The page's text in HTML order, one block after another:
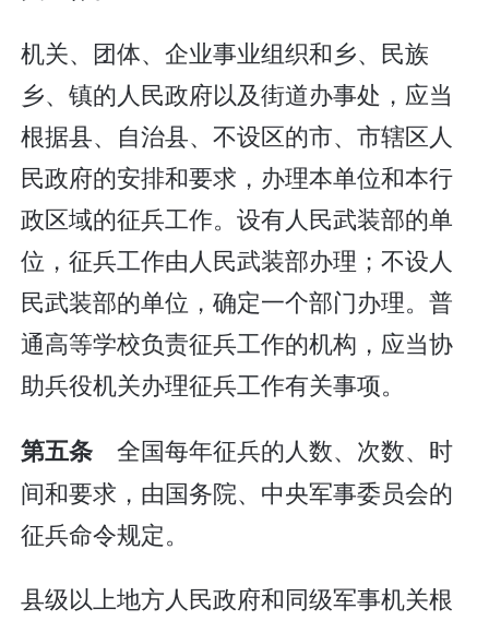
机关、团体、企业事业组织和乡、民族
乡、镇的人民政府以及街道办事处，应当
根据县、自治县、不设区的市、市辖区人
民政府的安排和要求，办理本单位和本行
政区域的征兵工作。设有人民武装部的单
位，征兵工作由人民武装部办理；不设人
民武装部的单位，确定一个部门办理。普
通高等学校负责征兵工作的机构，应当协
助兵役机关办理征兵工作有关事项。
第五条 全国每年征兵的人数、次数、时
间和要求，由国务院、中央军事委员会的
征兵命令规定。
县级以上地方人民政府和同级军事机关根